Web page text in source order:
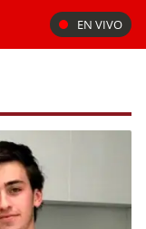
EN VIVO